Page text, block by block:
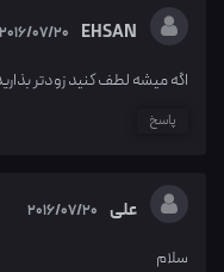
EHSAN
2016/07/20
اگه میشه لطف کنید زودتر
پاسخ
علی 2016/07/20
سلام